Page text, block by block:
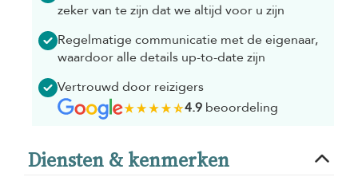
zeker van te zijn dat we altijd voor u zijn
Regelmatige communicatie met de eigenaar,
waardoor alle details up-to-date zijn
Vertrouwd door reizigers
4.9beoordeling
Diensten & kenmerken